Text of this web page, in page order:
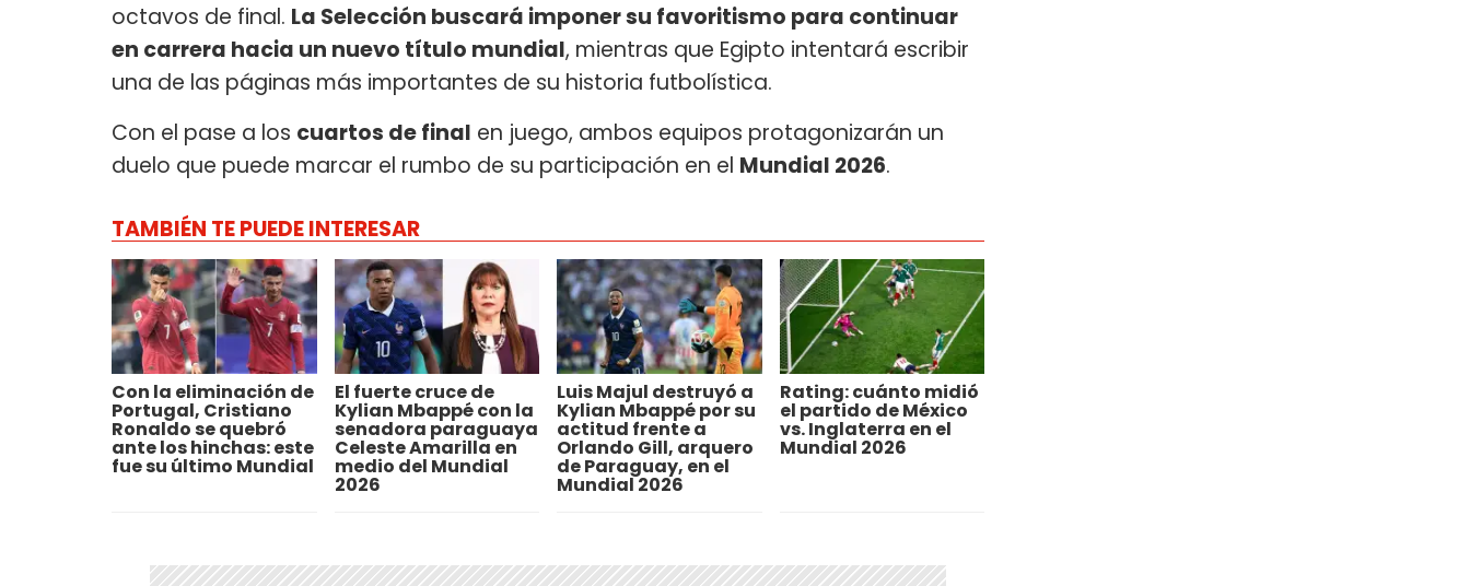
octavos de final. La Selección buscará imponer su favoritismo para continuar
en carrera hacia un nuevo título mundial, mientras que Egipto intentará escribir
una de las páginas más importantes de su historia futbolística.
Con el pase a los cuartos de final en juego, ambos equipos protagonizarán un
duelo que puede marcar el rumbo de su participación en el Mundial 2026.
TAMBIÉN TE PUEDE INTERESAR
Con la eliminación de
Portugal, Cristiano
Ronaldo se quebró
ante los hinchas: este
fue su último Mundial
El fuerte cruce de
Kylian Mbappé con la
senadora paraguaya
Celeste Amarilla en
medio del Mundial
2026
Luis Majul destruyó a
Kylian Mbappé por su
actitud frente a
Orlando Gill, arquero
de Paraguay, en el
Mundial 2026
Rating: cuánto midió
el partido de México
vs. Inglaterra en el
Mundial 2026